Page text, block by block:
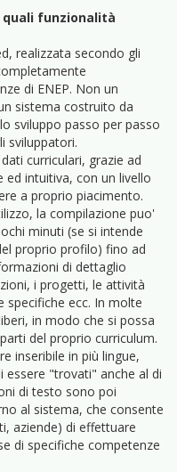
quali funzionalità
realizzata secondo gli
di ENEP. Non un
sistema costruito da
sviluppo passo per passo
sviluppatori.
curriculari, grazie ad
intuitiva, con un livello
a proprio piacimento.
la compilazione puo'
minuti (se si intende
proprio profilo) fino ad
di dettaglio
i progetti, le attività
specifiche ecc. In molte
in modo che si possa
del proprio curriculum.
inseribile in più lingue,
"trovati" anche al di
di testo sono poi
al sistema, che consente
aziende) di effettuare
di specifiche competenze